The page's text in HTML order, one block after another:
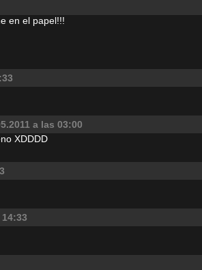
en el papel!!!
a las 03:00
XDDDD